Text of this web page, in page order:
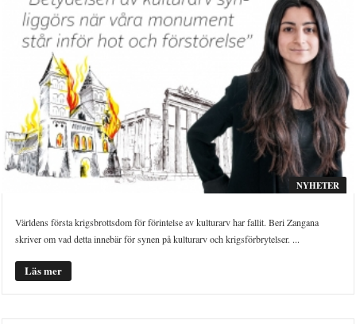
NYHETER
Världens första krigsbrottsdom för förintelse av kulturarv har fallit. Beri Zangana
skriver om vad detta innebär för synen på kulturarv och krigsförbrytelser. ...
Läs mer